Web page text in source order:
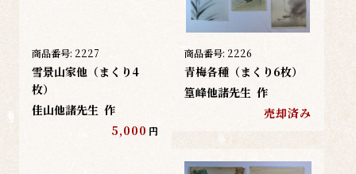
商品番号: 2227
雪景山家他（まくり4
枚）
佳山他諸先生 作
5,000 円
商品番号: 2226
青梅各種（まくり6枚）
篁峰他諸先生 作
売却済み